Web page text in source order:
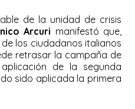
de la unidad de crisis
Arcuri manifestó que,
los ciudadanos italianos
retrasar la campaña de
de la segunda
sido aplicada la primera